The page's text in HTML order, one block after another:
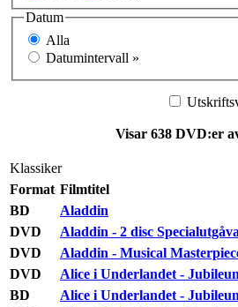
Datum
Alla
Datumintervall »
Visar 638 DVD:er
Klassiker
Format Filmtitel
BD
Aladdin
DVD
Aladdin - 2 disc Specialutgåva
DVD
Aladdin - Musical
DVD
Alice i Underlandet -
BD
Alice i Underlandet -